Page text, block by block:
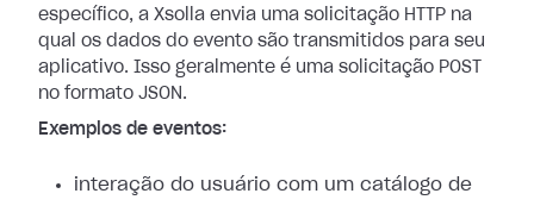
específico, a Xsolla envia uma solicitação HTTP na
qual os dados do evento são transmitidos para seu
aplicativo. Isso geralmente é uma solicitação POST
no formato JSON.
Exemplos de eventos:
interação do usuário com um catálogo de